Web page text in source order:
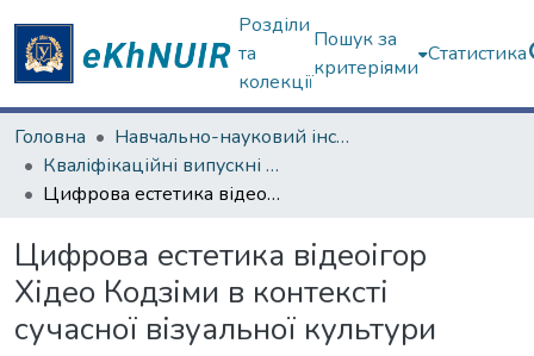
Розділи
та
колекції
Пошук за
критеріями
Статистика
Головна
Навчально-науковий інститут філософії, культурології, політології
Кваліфікаційні випускні роботи бакалаврів. Навчально-науковий інститут філософії, культурології, політології
Цифрова естетика відеоігор Хідео Кодзіми в контексті сучасної візуальної культури
Цифрова естетика відеоігор
Хідео Кодзіми в контексті
сучасної візуальної культури